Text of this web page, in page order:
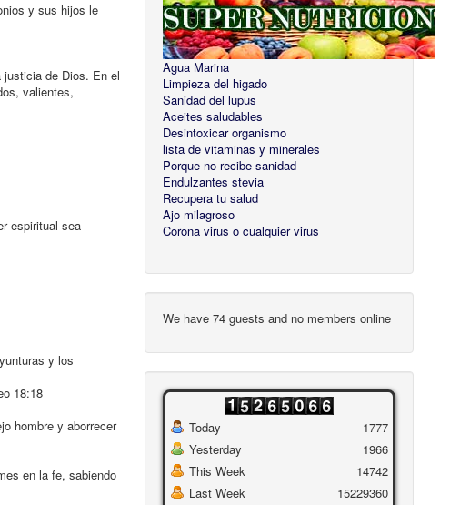
y sus hijos le
justicia de Dios. En el
valientes,
espiritual sea
y los
18:18
hombre y aborrecer
en la fe, sabiendo
Agua Marina
Limpieza del higado
Sanidad del lupus
Aceites saludables
Desintoxicar organismo
lista de vitaminas y minerales
Porque no recibe sanidad
Endulzantes stevia
Recupera tu salud
Ajo milagroso
Corona virus o cualquier virus
We have 74 guests and no members online
Today
Yesterday
This Week
Last Week
1777
1966
14742
15229360